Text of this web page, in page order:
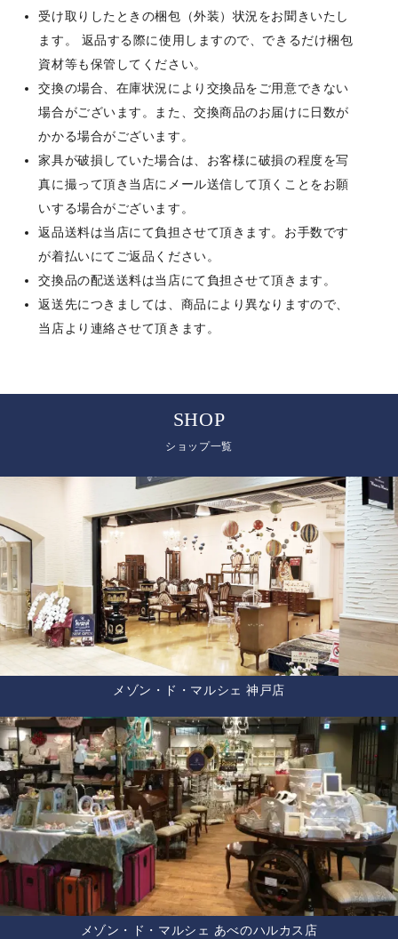
受け取りしたときの梱包（外装）状況をお聞きいたし
ます。 返品する際に使用しますので、できるだけ梱包
資材等も保管してください。
交換の場合、在庫状況により交換品をご用意できない
場合がございます。また、交換商品のお届けに日数が
かかる場合がございます。
家具が破損していた場合は、お客様に破損の程度を写
真に撮って頂き当店にメール送信して頂くことをお願
いする場合がございます。
返品送料は当店にて負担させて頂きます。お手数です
が着払いにてご返品ください。
交換品の配送送料は当店にて負担させて頂きます。
返送先につきましては、商品により異なりますので、
当店より連絡させて頂きます。
SHOP
ショップ一覧
メゾン・ド・マルシェ 神戸店
メゾン・ド・マルシェ あべのハルカス店